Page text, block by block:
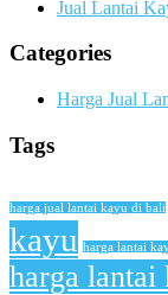
Jual Lantai
Categories
Harga Jual
Tags
harga jual lantai kayu di bali
kayu harga lantai
harga lantai